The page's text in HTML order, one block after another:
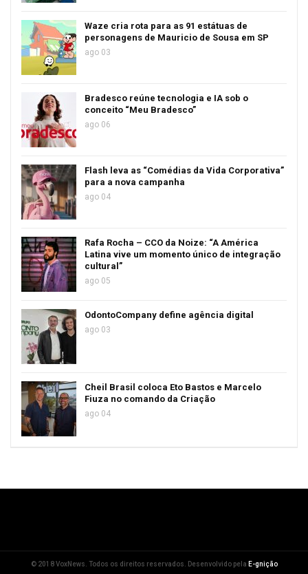
Waze cria rota para as 91 estátuas de
personagens de Mauricio de Sousa em SP
ago 03
Bradesco reúne tecnologia e IA sob o
conceito “Meu Bradesco”
ago 06
Flash leva as “Comédias da Vida Corporativa”
para a nova campanha
ago 04
Rafa Rocha – CCO da Noize: “A América
Latina vive um momento único de integração
cultural”
ago 05
OdontoCompany define agência digital
ago 03
Cheil Brasil coloca Eto Bastos e Marcelo
Fiuza no comando da Criação
ago 04
© 2018 VoxNews. Todos os direitos reservados. Desenvolvido pela E-gnição